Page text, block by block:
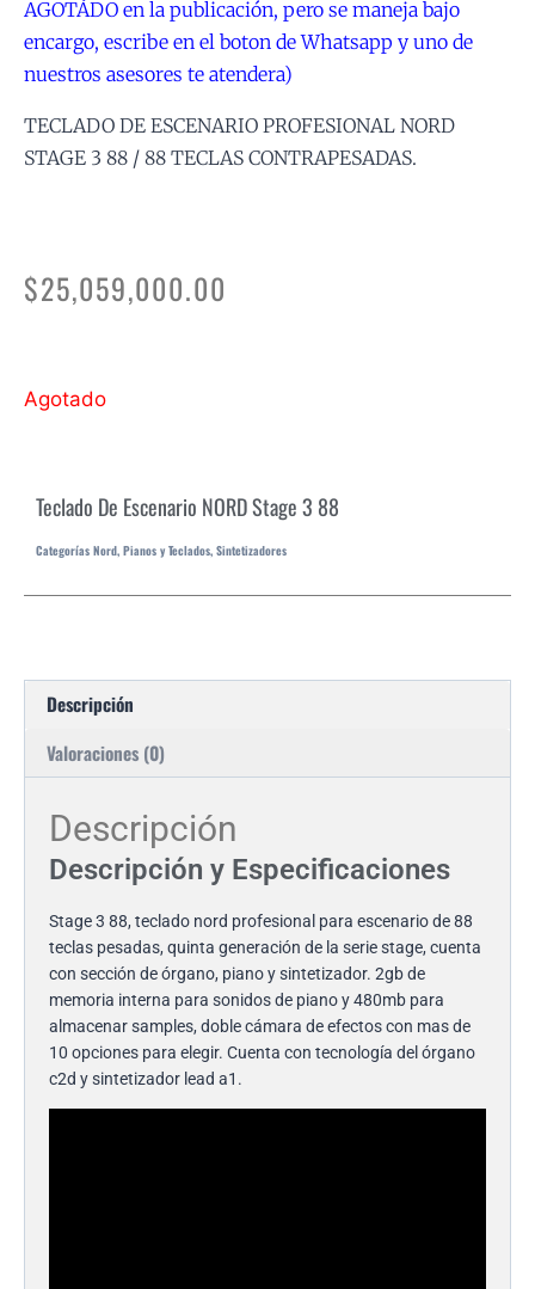
AGOTÁDO en la publicación, pero se maneja bajo
encargo, escribe en el boton de Whatsapp y uno de
nuestros asesores te atendera)
TECLADO DE ESCENARIO PROFESIONAL NORD
STAGE 3 88 / 88 TECLAS CONTRAPESADAS.
$25,059,000.00
Agotado
Teclado De Escenario NORD Stage 3 88
Categorías Nord, Pianos y Teclados, Sintetizadores
Descripción
Valoraciones (0)
Descripción
Descripción y Especificaciones
Stage 3 88, teclado nord profesional para escenario de 88
teclas pesadas, quinta generación de la serie stage, cuenta
con sección de órgano, piano y sintetizador. 2gb de
memoria interna para sonidos de piano y 480mb para
almacenar samples, doble cámara de efectos con mas de
10 opciones para elegir. Cuenta con tecnología del órgano
c2d y sintetizador lead a1.